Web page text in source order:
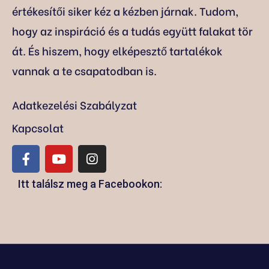
értékesítői siker kéz a kézben járnak. Tudom,
hogy az inspiráció és a tudás együtt falakat tör
át. És hiszem, hogy elképesztő tartalékok
vannak a te csapatodban is.
Adatkezelési Szabályzat
Kapcsolat
Itt találsz meg a Facebookon: